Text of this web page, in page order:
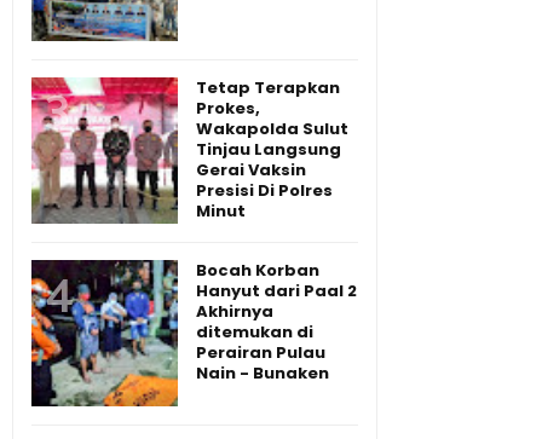
Tetap Terapkan
Prokes,
Wakapolda Sulut
Tinjau Langsung
Gerai Vaksin
Presisi Di Polres
Minut
Bocah Korban
Hanyut dari Paal 2
Akhirnya
ditemukan di
Perairan Pulau
Nain - Bunaken